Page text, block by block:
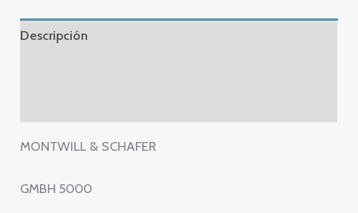
Descripción
MONTWILL & SCHAFER
GMBH 5000